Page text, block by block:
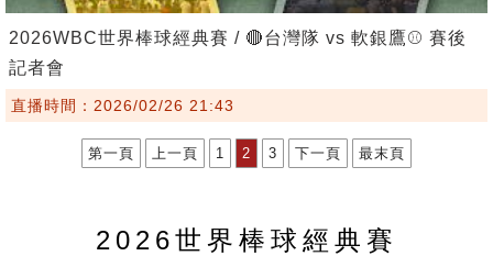
2026WBC世界棒球經典賽 / 🔴台灣隊 vs 軟銀鷹⚾️ 賽後
記者會
直播時間：2026/02/26 21:43
第一頁 上一頁 1 2 3 下一頁 最末頁
2026世界棒球經典賽